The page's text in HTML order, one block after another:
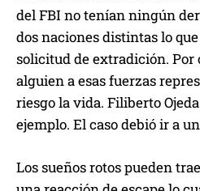
del FBI no tenían ningún
dos naciones distintas lo
solicitud de extradición. Por
alguien a esas fuerzas
riesgo la vida. Filiberto
ejemplo. El caso debió ir a
Los sueños rotos pueden